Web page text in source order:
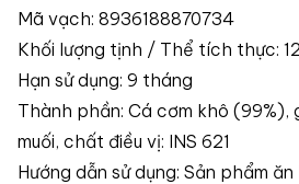
Mã vạch: 8936188870734
Khối lượng tịnh / Thể tích thực:
Hạn sử dụng: 9 tháng
Thành phần: Cá cơm khô (99%),
muối, chất điều vị: INS 621
Hướng dẫn sử dụng: Sản phẩm